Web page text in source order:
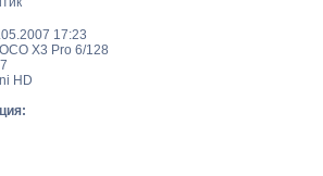
17:23
X3 Pro 6/128
HD